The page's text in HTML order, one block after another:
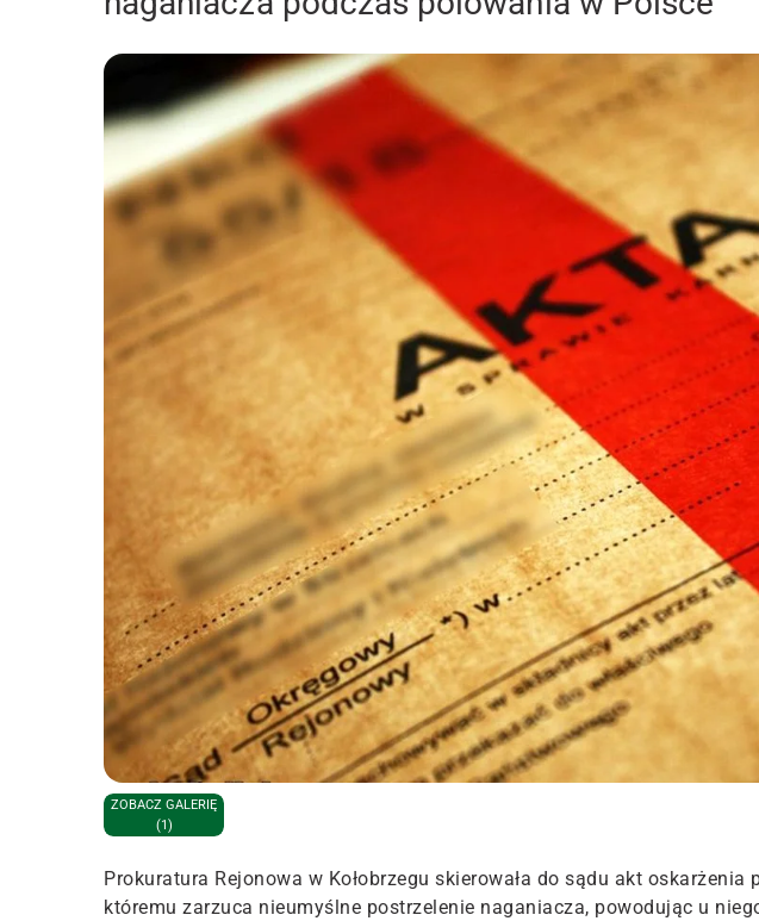
ZOBACZ GALERIĘ
(1)
Prokuratura Rejonowa w Kołobrzegu skierowała do sądu akt
któremu zarzuca nieumyślne postrzelenie naganiacza, powodując u